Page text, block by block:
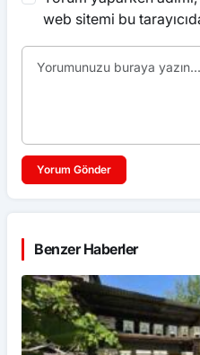
web sitemi bu
Yorum Gönder
Benzer Haberler